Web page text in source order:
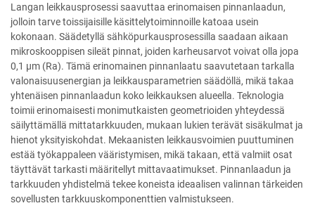
Langan leikkausprosessi saavuttaa erinomaisen pinnanlaadun,
jolloin tarve toissijaisille käsittelytoiminnoille katoaa usein
kokonaan. Säädetyllä sähköpurkausprosessilla saadaan aikaan
mikroskooppisen sileät pinnat, joiden karheusarvot voivat olla jopa
0,1 μm (Ra). Tämä erinomainen pinnanlaatu saavutetaan tarkalla
valonaisuusenergian ja leikkausparametrien säädöllä, mikä takaa
yhtenäisen pinnanlaadun koko leikkauksen alueella. Teknologia
toimii erinomaisesti monimutkaisten geometrioiden yhteydessä
säilyttämällä mittatarkkuuden, mukaan lukien terävät sisäkulmat ja
hienot yksityiskohdat. Mekaanisten leikkausvoimien puuttuminen
estää työkappaleen vääristymisen, mikä takaan, että valmiit osat
täyttävät tarkasti määritellyt mittavaatimukset. Pinnanlaadun ja
tarkkuuden yhdistelmä tekee koneista ideaalisen valinnan tärkeiden
sovellusten tarkkuuskomponenttien valmistukseen.